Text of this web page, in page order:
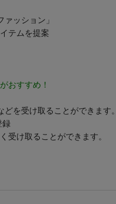
ァッション」
テムを提案
おすすめ！
を受け取ることができます。
録
受け取ることができます。